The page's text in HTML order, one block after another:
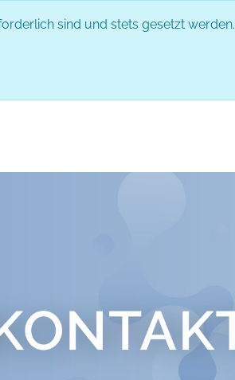
sind und stets gesetzt werden.
PARTNER